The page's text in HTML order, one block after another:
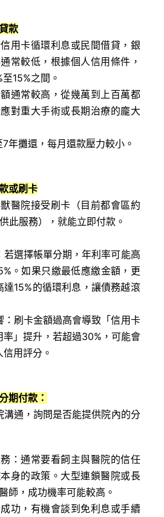
款
用卡循環利息或民間借貸，銀
常較低，根據個人信用條件，
15%之間。
通常較高，從幾萬到上百萬都
對重大手術或長期治療的龐大
年攤還，每月還款壓力較小。
或刷卡
醫院接受刷卡（目前都會區約
此服務），就能立即付款。
若選擇帳單分期，年利率可能高
。如果只繳最低應繳金額，更
達15%的循環利息，讓債務越滾
：刷卡金額過高會導致「信用卡
率」提升，若超過30%，可能會
用評分。
期付款：
溝通，詢問是否能提供院內的分
：通常要看飼主與醫院的信任
身的政策。大型連鎖醫院或長
師，成功機率可能較高。
功，有機會談到免利息或手續